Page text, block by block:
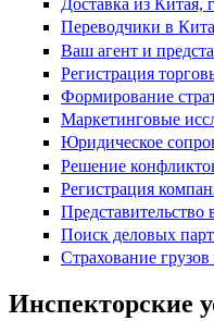
Доставка из Китая,
Переводчики в
Ваш агент и
Регистрация
Формирование
Маркетинговые
Юридическое
Решение
Регистрация
Представительство
Поиск деловых
Страхование
Инспекторские